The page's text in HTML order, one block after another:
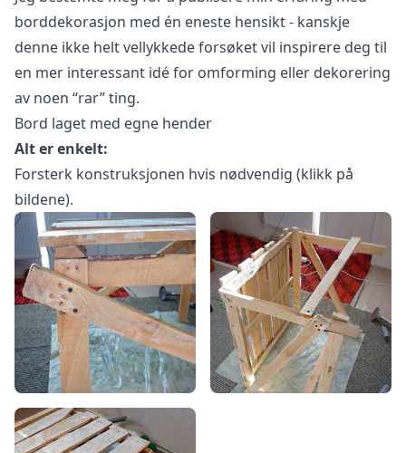
borddekorasjon med én eneste hensikt - kanskje
denne ikke helt vellykkede forsøket vil inspirere deg til
en mer interessant idé for omforming eller dekorering
av noen “rar” ting.
Bord laget med egne hender
Alt er enkelt:
Forsterk konstruksjonen hvis nødvendig (klikk på
bildene).